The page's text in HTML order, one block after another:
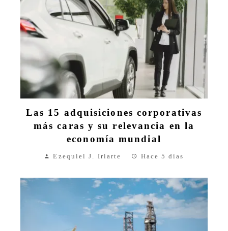
Las 15 adquisiciones corporativas
más caras y su relevancia en la
economía mundial
Ezequiel J. Iriarte Hace 5 días